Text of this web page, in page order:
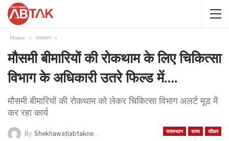
Home राजस्थान
मौसमी बीमारियों की रोकथाम के लिए चिकित्सा
विभाग के अधिकारी उतरे फिल्ड में….
मौसमी बीमारियों की रोकथाम को लेकर चिकित्सा विभाग अलर्ट मूड में
कर रहा कार्य
राजस्थान राज्य सीकर
By Shekhawatiabtaknews